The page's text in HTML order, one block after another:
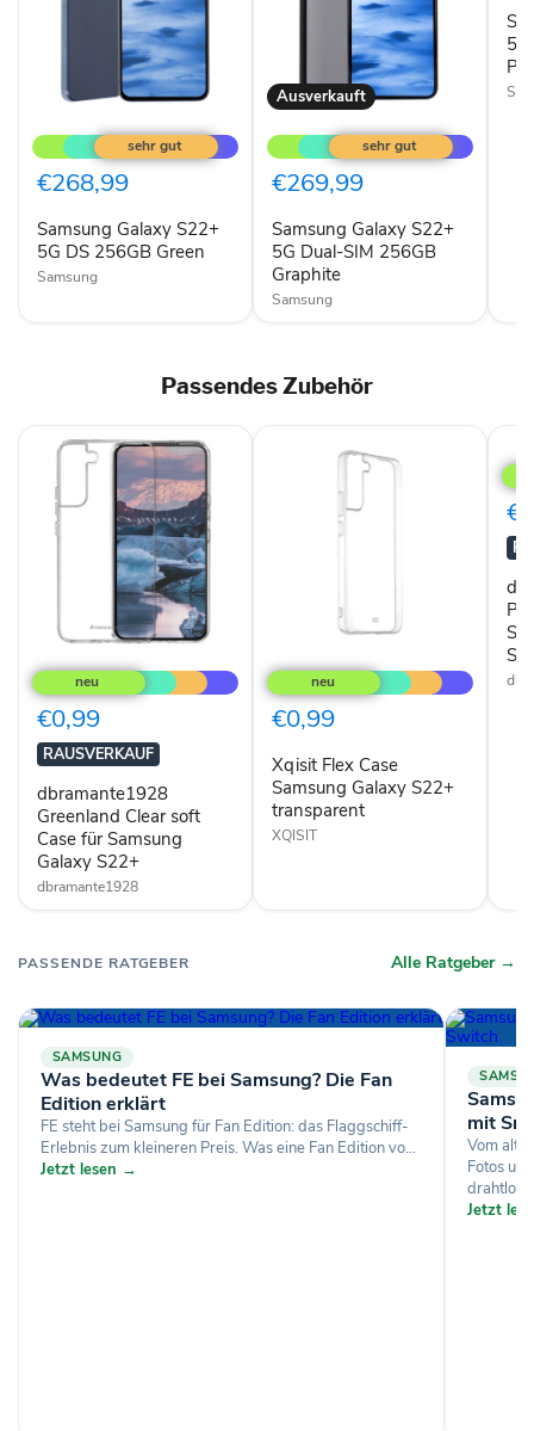
Galaxy
S22+
5G
DS
Green
€268,99
Samsung Galaxy S22+
5G DS 256GB Green
Samsung
Ausverkauft
Samsung
Galaxy
S22+
5G
Dual-
256GB
Graphite
€269,99
Samsung Galaxy S22+
5G Dual-SIM 256GB
Graphite
Samsung
Pink
Passendes Zubehör
Greenland
Clear
soft
Case
für
Samsung
Galaxy
S22+
€0,99
RAUSVERKAUF
dbramante1928
Greenland Clear soft
Case für Samsung
Galaxy S22+
dbramante1928
Flex
Case
Samsung
Galaxy
transparent
€0,99
Xqisit Flex Case
Samsung Galaxy S22+
transparent
XQISIT
PASSENDE RATGEBER Alle Ratgeber →
SAMSUNG
Was bedeutet FE bei Samsung? Die Fan
Edition erklärt
FE steht bei Samsung für Fan Edition: das Flaggschiff-
Erlebnis zum kleineren Preis. Was eine Fan Edition vo...
Jetzt lesen →
mit
Vom
Fotos
drahtlos,
Jetzt